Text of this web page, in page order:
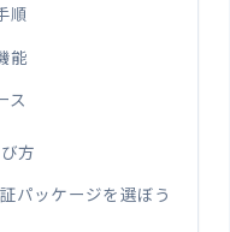
順
能
ス
方
パッケージを選ぼう